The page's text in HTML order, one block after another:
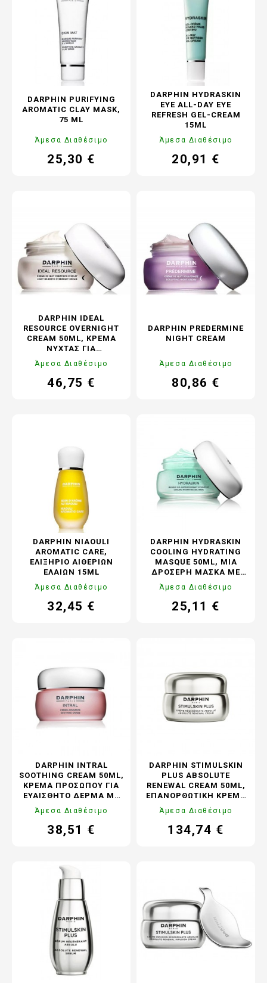
DARPHIN PURIFYING
AROMATIC CLAY MASK,
75 ML
Άμεσα Διαθέσιμο
Τιμή
25,30 €
DARPHIN HYDRASKIN
EYE ALL-DAY EYE
REFRESH GEL-CREAM
15ML
Άμεσα Διαθέσιμο
Τιμή
20,91 €
DARPHIN IDEAL
RESOURCE OVERNIGHT
CREAM 50ML, ΚΡΈΜΑ
ΝΎΧΤΑΣ ΓΙΑ
ΑΝΤΙΓΉΡΑΝΣΗ ΚΑΙ
ΛΆΜΨΗ
Άμεσα Διαθέσιμο
Τιμή
46,75 €
DARPHIN PREDERMINE
NIGHT CREAM
Άμεσα Διαθέσιμο
Τιμή
80,86 €
DARPHIN NIAOULI
AROMATIC CARE,
ΕΛΙΞΉΡΙΟ ΑΙΘΈΡΙΩΝ
ΕΛΑΊΩΝ 15ML
Άμεσα Διαθέσιμο
Τιμή
32,45 €
DARPHIN HYDRASKIN
COOLING HYDRATING
MASQUE 50ML, ΜΙΑ
ΔΡΟΣΕΡΉ ΜΆΣΚΑ ΜΕ
ΦΥΣΑΛΊΔΕΣ ΑΈΡΑ ΓΙΑ
24ΩΡΗ ΕΝΥΔΆΤΩΣΗ
Άμεσα Διαθέσιμο
Τιμή
25,11 €
DARPHIN INTRAL
SOOTHING CREAM 50ML,
ΚΡΈΜΑ ΠΡΟΣΏΠΟΥ ΓΙΑ
ΕΥΑΊΣΘΗΤΟ ΔΈΡΜΑ ΜΕ
ΤΆΣΗ ΓΙΑ ΚΟΚΚΙΝΊΛΕΣ
Άμεσα Διαθέσιμο
Τιμή
38,51 €
DARPHIN STIMULSKIN
PLUS ABSOLUTE
RENEWAL CREAM 50ML,
ΕΠΑΝΟΡΘΩΤΙΚΉ ΚΡΈΜΑ
ΠΡΟΣΏΠΟΥ ΓΙΑ ΡΥΤΊΔΕΣ,
ΣΎΣΦΙΞΗ, ΕΝΥΔΆΤΩΣΗ &
ΛΆΜΨΗ
Άμεσα Διαθέσιμο
Τιμή
134,74 €